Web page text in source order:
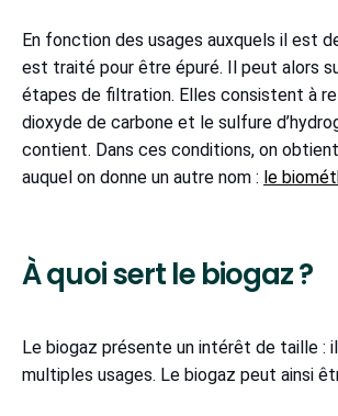
En fonction des usages auxquels il est
est traité pour être épuré. Il peut alors
étapes de filtration. Elles consistent à
dioxyde de carbone et le sulfure
contient. Dans ces conditions, on
auquel on donne un autre nom : le
À quoi sert le biogaz ?
Le biogaz présente un intérêt de taille :
multiples usages. Le biogaz peut ainsi